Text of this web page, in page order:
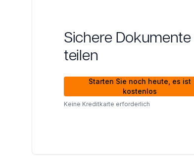
Sichere Dokumente
teilen
Starten Sie noch heute, es ist
kostenlos
Keine Kreditkarte erforderlich